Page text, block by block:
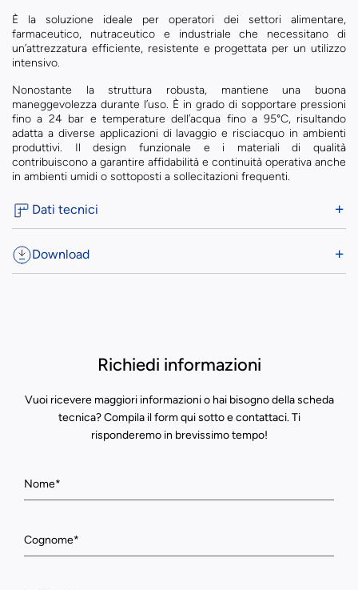
È la soluzione ideale per operatori dei settori alimentare,
farmaceutico, nutraceutico e industriale che necessitano di
un’attrezzatura efficiente, resistente e progettata per un utilizzo
intensivo.
Nonostante la struttura robusta, mantiene una buona
maneggevolezza durante l’uso. È in grado di sopportare pressioni
fino a 24 bar e temperature dell’acqua fino a 95°C, risultando
adatta a diverse applicazioni di lavaggio e risciacquo in ambienti
produttivi. Il design funzionale e i materiali di qualità
contribuiscono a garantire affidabilità e continuità operativa anche
in ambienti umidi o sottoposti a sollecitazioni frequenti.
Dati tecnici
Download
Richiedi informazioni
Vuoi ricevere maggiori informazioni o hai bisogno della scheda
tecnica? Compila il form qui sotto e contattaci. Ti
risponderemo in brevissimo tempo!